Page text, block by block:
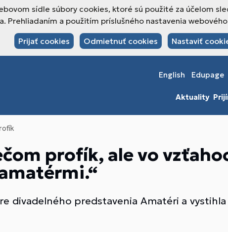
sídle súbory cookies, ktoré sú použité za účelom
Prehliadaním a použitím príslušného nastavenia
Prijať cookies Odmietnuť cookies Nastaviť
English Edupage
Aktuality
profík, ale vo
divadelného predstavenia Amatéri a